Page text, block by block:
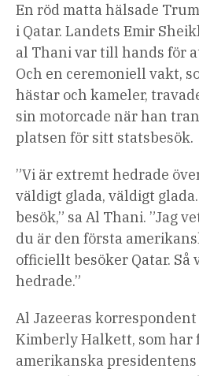
En röd matta hälsade
i Qatar. Landets Emir
al Thani var till hands för
Och en ceremoniell vakt,
hästar och kameler,
sin motorcade när han
platsen för sitt statsbesök.
”Vi är extremt hedrade
väldigt glada, väldigt
besök,” sa Al Thani. ”Jag
du är den första
officiellt besöker Qatar. Så
hedrade.”
Al Jazeeras
Kimberly Halkett, som har
amerikanska presidentens